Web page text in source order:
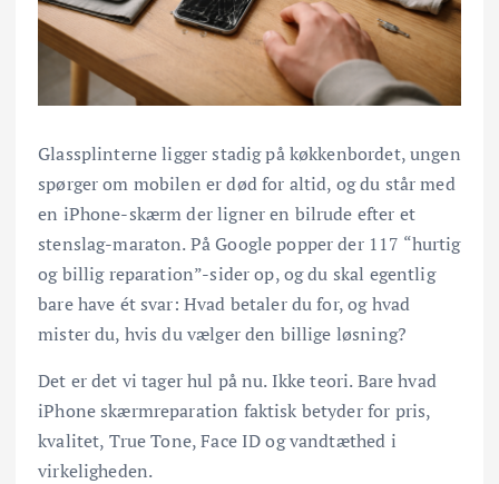
Glassplinterne ligger stadig på køkkenbordet, ungen
spørger om mobilen er død for altid, og du står med
en iPhone-skærm der ligner en bilrude efter et
stenslag-maraton. På Google popper der 117 “hurtig
og billig reparation”-sider op, og du skal egentlig
bare have ét svar: Hvad betaler du for, og hvad
mister du, hvis du vælger den billige løsning?
Det er det vi tager hul på nu. Ikke teori. Bare hvad
iPhone skærmreparation faktisk betyder for pris,
kvalitet, True Tone, Face ID og vandtæthed i
virkeligheden.